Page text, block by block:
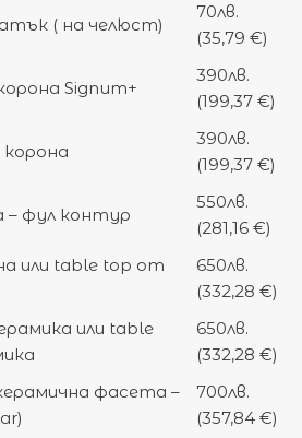
( на челюст)
70лв.
(35,79 €)
Signum+
390лв.
(199,37 €)
390лв.
(199,37 €)
– фул контур
550лв.
(281,16 €)
или table top от
650лв.
(332,28 €)
или table
650лв.
(332,28 €)
фасета –
700лв.
(357,84 €)